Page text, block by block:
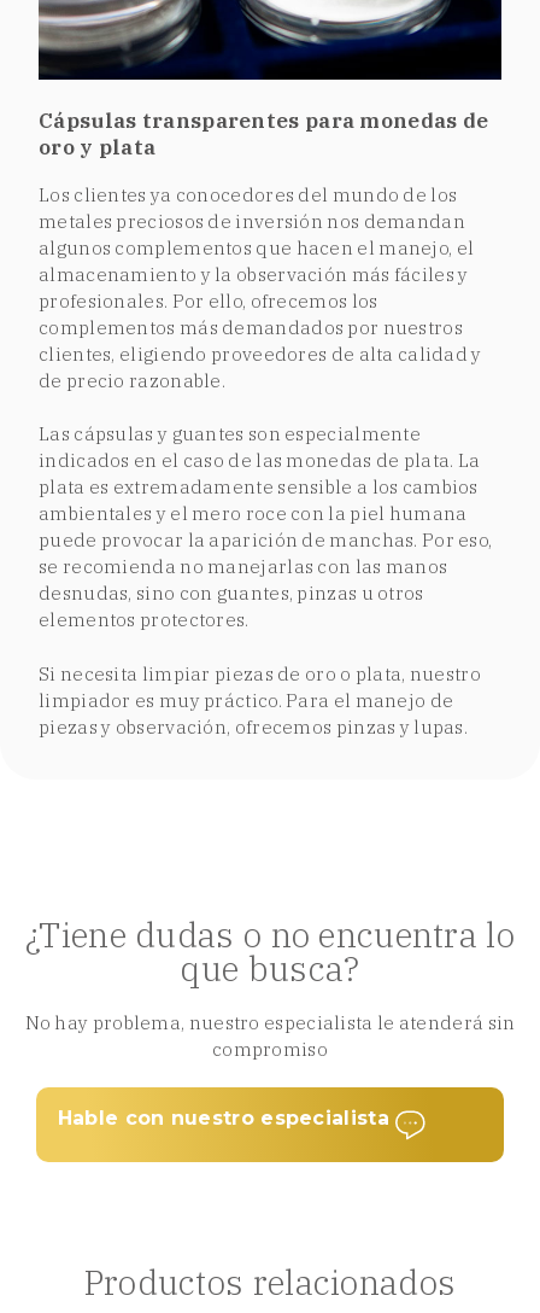
Cápsulas transparentes para monedas de
oro y plata
Los clientes ya conocedores del mundo de los
metales preciosos de inversión nos demandan
algunos complementos que hacen el manejo, el
almacenamiento y la observación más fáciles y
profesionales. Por ello, ofrecemos los
complementos más demandados por nuestros
clientes, eligiendo proveedores de alta calidad y
de precio razonable.
Las cápsulas y guantes son especialmente
indicados en el caso de las monedas de plata. La
plata es extremadamente sensible a los cambios
ambientales y el mero roce con la piel humana
puede provocar la aparición de manchas. Por eso,
se recomienda no manejarlas con las manos
desnudas, sino con guantes, pinzas u otros
elementos protectores.
Si necesita limpiar piezas de oro o plata, nuestro
limpiador es muy práctico. Para el manejo de
piezas y observación, ofrecemos pinzas y lupas.
¿Tiene dudas o no encuentra lo
que busca?
No hay problema, nuestro especialista le atenderá sin
compromiso
Hable con nuestro especialista
Productos relacionados